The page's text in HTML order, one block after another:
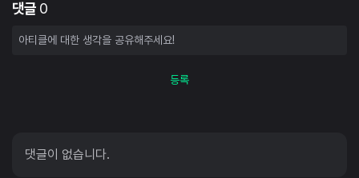
댓글 0
등록
댓글이 없습니다.